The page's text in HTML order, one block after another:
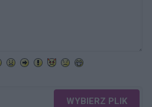
WYBIERZ PLIK